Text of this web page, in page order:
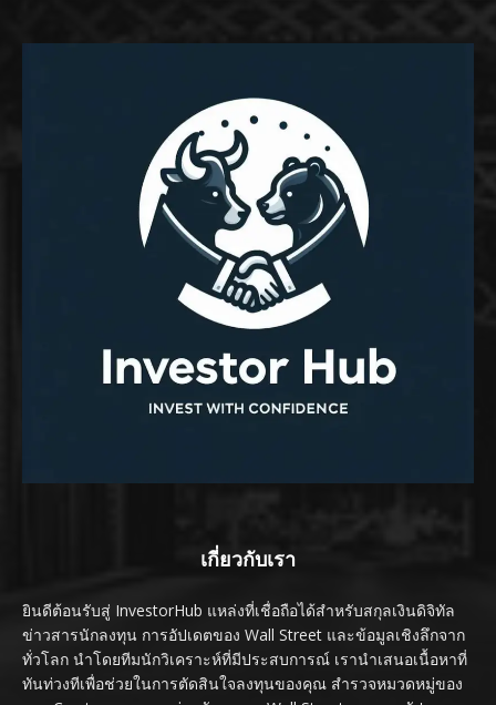
เกี่ยวกับเรา
ยินดีต้อนรับสู่ InvestorHub แหล่งที่เชื่อถือได้สำหรับสกุลเงินดิจิทัล
ข่าวสารนักลงทุน การอัปเดตของ Wall Street และข้อมูลเชิงลึกจาก
ทั่วโลก นำโดยทีมนักวิเคราะห์ที่มีประสบการณ์ เรานำเสนอเนื้อหาที่
ทันท่วงทีเพื่อช่วยในการตัดสินใจลงทุนของคุณ สำรวจหมวดหมู่ของ